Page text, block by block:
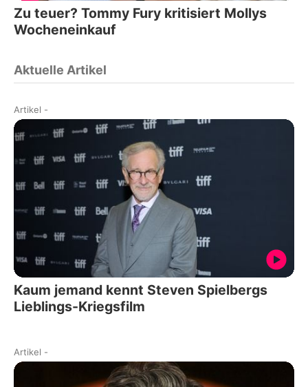
Zu teuer? Tommy Fury kritisiert Mollys
Wocheneinkauf
Aktuelle Artikel
Artikel -
Kaum jemand kennt Steven Spielbergs
Lieblings-Kriegsfilm
Artikel -